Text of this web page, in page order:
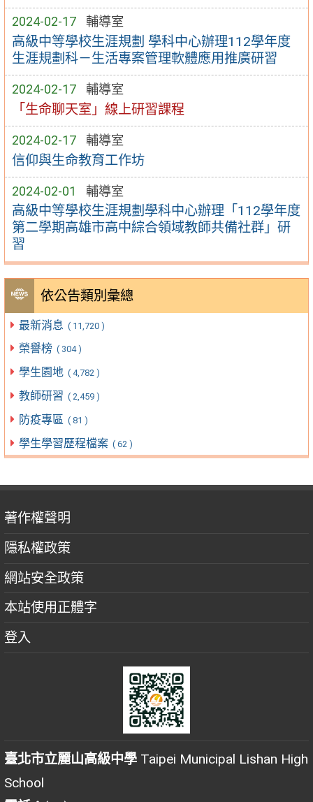
2024-02-17 輔導室
高級中等學校生涯規劃 學科中心辦理112學年度
生涯規劃科－生活專案管理軟體應用推廣研習
2024-02-17 輔導室
「生命聊天室」線上研習課程
2024-02-17 輔導室
信仰與生命教育工作坊
2024-02-01 輔導室
高級中等學校生涯規劃學科中心辦理「112學年度
第二學期高雄市高中綜合領域教師共備社群」研
習
依公告類別彙總
最新消息 ( 11,720 )
榮譽榜 ( 304 )
學生園地 ( 4,782 )
教師研習 ( 2,459 )
防疫專區 ( 81 )
學生學習歷程檔案 ( 62 )
著作權聲明
隱私權政策
網站安全政策
本站使用正體字
登入
臺北市立麗山高級中學 Taipei Municipal Lishan High
School